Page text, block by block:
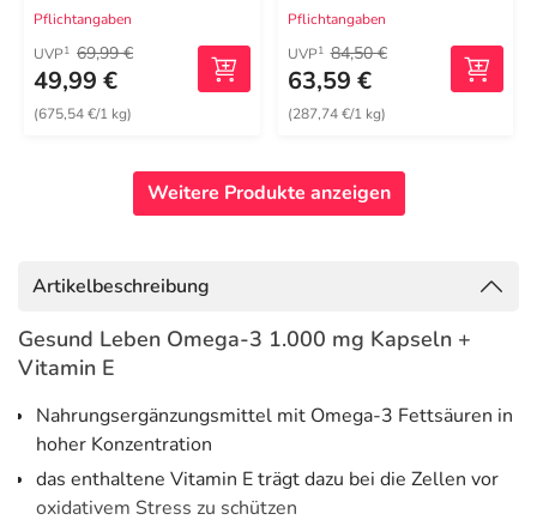
Pflichtangaben
UVP1 69,99 €
49,99 €
(675,54 €/1 kg)
Pflichtangaben
UVP1 84,50 €
63,59 €
(287,74 €/1 kg)
Weitere Produkte anzeigen
Artikelbeschreibung
Gesund Leben Omega-3 1.000 mg Kapseln +
Vitamin E
Nahrungsergänzungsmittel mit Omega-3 Fettsäuren in
hoher Konzentration
das enthaltene Vitamin E trägt dazu bei die Zellen vor
oxidativem Stress zu schützen